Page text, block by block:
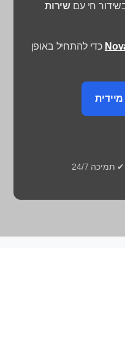
חי עם שירות
כדי להתחיל באופן
24/7